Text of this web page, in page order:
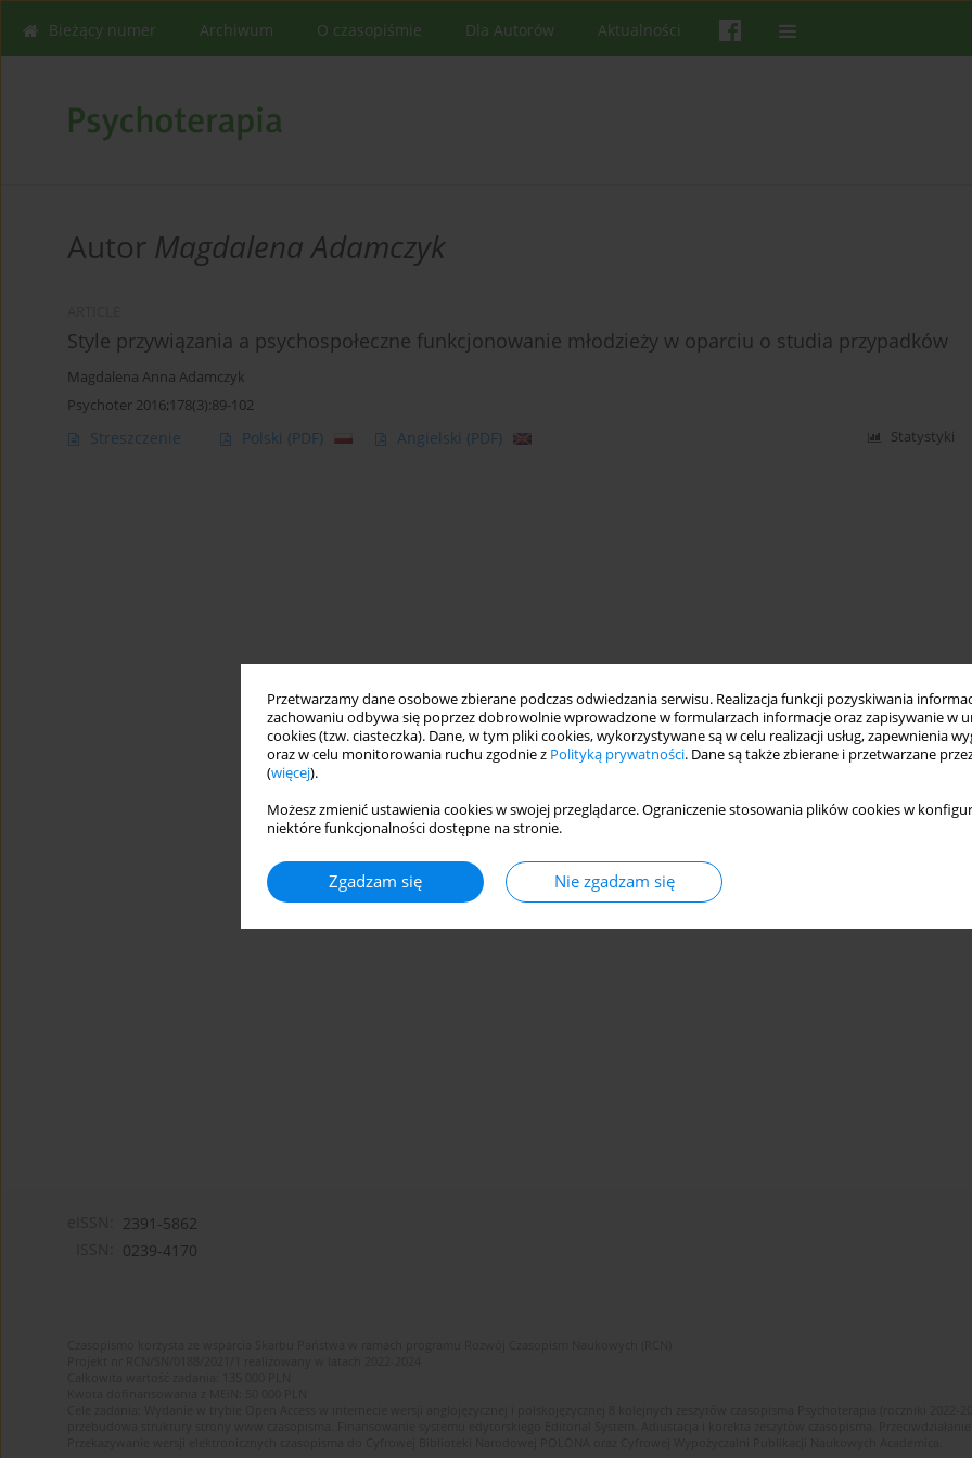
Przetwarzamy dane osobowe zbierane podczas odwiedzania serwisu. Realizacja funkcji pozyskiwania
zachowaniu odbywa się poprzez dobrowolnie wprowadzone w formularzach informacje oraz zapisywanie w
cookies (tzw. ciasteczka). Dane, w tym pliki cookies, wykorzystywane są w celu realizacji usług, zapewnienia
oraz w celu monitorowania ruchu zgodnie z Polityką prywatności. Dane są także zbierane i przetwarzane
(więcej).
Możesz zmienić ustawienia cookies w swojej przeglądarce. Ograniczenie stosowania plików cookies w
niektóre funkcjonalności dostępne na stronie.
Zgadzam się Nie zgadzam się
Bieżący numer Archiwum O czasopiśmie Dla Autorów Aktualności
Autor Magdalena Adamczyk
Style przywiązania a psychospołeczne funkcjonowanie młodzieży w oparciu o studia przypadków
Magdalena Anna Adamczyk
Psychoter 2016;178(3):89-102
Streszczenie Polski (PDF) Angielski (PDF) Statystyki
2391-5862
0239-4170